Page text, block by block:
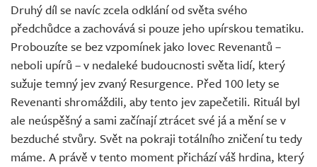
Druhý díl se navíc zcela odklání od světa svého
předchůdce a zachovává si pouze jeho upírskou tematiku.
Probouzíte se bez vzpomínek jako lovec Revenantů –
neboli upírů – v nedaleké budoucnosti světa lidí, který
sužuje temný jev zvaný Resurgence. Před 100 lety se
Revenanti shromáždili, aby tento jev zapečetili. Rituál byl
ale neúspěšný a sami začínají ztrácet své já a mění se v
bezduché stvůry. Svět na pokraji totálního zničení tu tedy
máme. A právě v tento moment přichází váš hrdina, který